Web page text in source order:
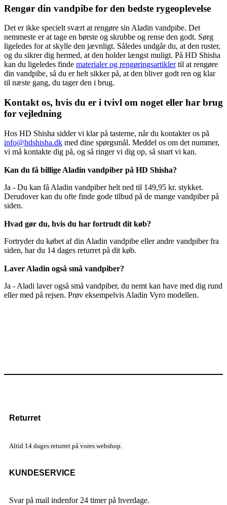
Rengør din vandpibe for den bedste rygeoplevelse
Det er ikke specielt svært at rengøre sin Aladin vandpibe. Det
nemmeste er at tage en børste og skrubbe og rense den godt. Sørg
ligeledes for at skylle den jævnligt. Således undgår du, at den ruster,
og du sikrer dig hermed, at den holder længst muligt. På HD Shisha
kan du ligeledes finde materialer og rengøringsartiklertil at rengøre
din vandpibe, så du er helt sikker på, at den bliver godt ren og klar
til næste gang, du tager den i brug.
Kontakt os, hvis du er i tvivl om noget eller har brug
for vejledning
Hos HD Shisha sidder vi klar på tasterne, når du kontakter os på
info@hdshisha.dk med dine spørgsmål. Meddel os om det nummer,
vi må kontakte dig på, og så ringer vi dig op, så snart vi kan.
Kan du få billige Aladin vandpiber på HD Shisha?
Ja - Du kan få Aladin vandpiber helt ned til 149,95 kr. stykket.
Derudover kan du ofte finde gode tilbud på de mange vandpiber på
siden.
Hvad gør du, hvis du har fortrudt dit køb?
Fortryder du købet af din Aladin vandpibe eller andre vandpiber fra
siden, har du 14 dages returret på dit køb.
Laver Aladin også små vandpiber?
Ja - Aladi laver også små vandpiber, du nemt kan have med dig rund
eller med på rejsen. Prøv eksempelvis Aladin Vyro modellen.
Returret
Altid 14 dages returret på vores webshop.
KUNDESERVICE
Svar på mail indenfor 24 timer på hverdage.